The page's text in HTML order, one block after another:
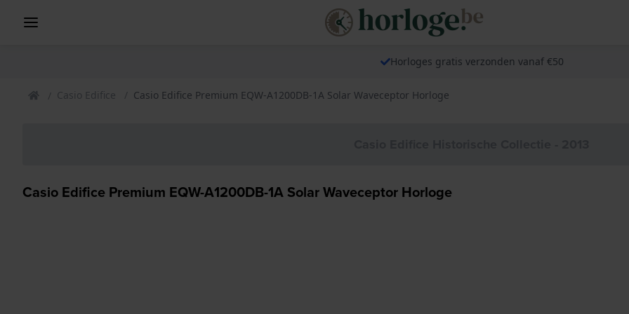
Horloges gratis verzonden vanaf €50
Casio Edifice Casio Edifice Premium EQW-A1200DB-1A Solar Waveceptor Horloge
Casio Edifice Premium EQW-A1200DB-1A Solar Waveceptor Horloge